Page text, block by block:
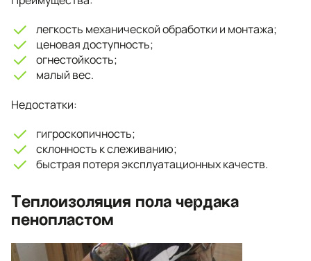
легкость механической обработки и монтажа;
ценовая доступность;
огнестойкость;
малый вес.
Недостатки:
гигроскопичность;
склонность к слеживанию;
быстрая потеря эксплуатационных качеств.
Теплоизоляция пола чердака
пенопластом